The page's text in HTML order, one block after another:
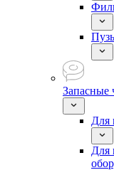
Запасные
Для
Для